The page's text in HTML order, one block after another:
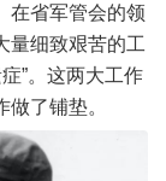
在省军管会的领
量细致艰苦的工
”。这两大工作
了铺垫。